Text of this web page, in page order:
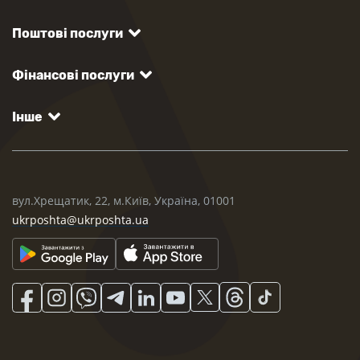
Поштові послуги
Фінансові послуги
Інше
вул.Хрещатик, 22, м.Київ, Україна, 01001
ukrposhta@ukrposhta.ua